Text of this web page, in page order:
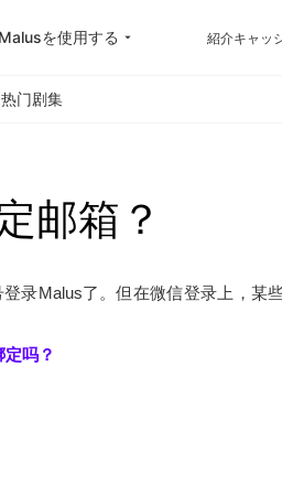
Malusを使用する 紹介キャッ
热门剧集
邮箱？
录Malus了。但在微信登录上，某
吗？